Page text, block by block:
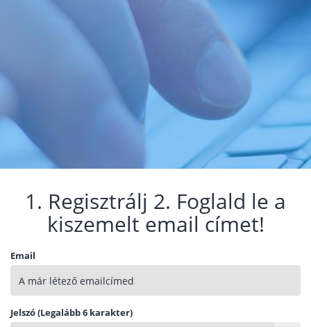
1. Regisztrálj 2. Foglald le a
kiszemelt email címet!
Email
Jelszó (Legalább 6 karakter)